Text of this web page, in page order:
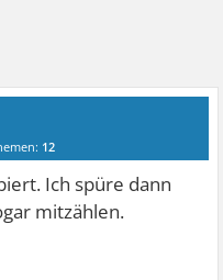
12
Ich spüre dann
mitzählen.